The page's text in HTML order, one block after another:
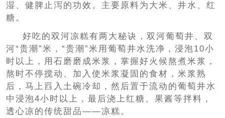
湿、健脾止泻的功效。主要原料为大米、井水、红
糖。
好吃的双河凉糕有两大秘诀，双河葡萄井、双
河“贵潮”米，“贵潮”米用葡萄井水洗净，浸泡10小
时以上，用石磨磨成米浆，掌握好火候熬煮米浆，
熬时不停搅动、加入使米浆凝固的食材，米浆熟
后，马上舀入土碗冷却，然后置于流动的葡萄井水
中浸泡4小时以上，最后浇上红糖、果酱等拌料，
透心凉的传统甜品——凉糕。